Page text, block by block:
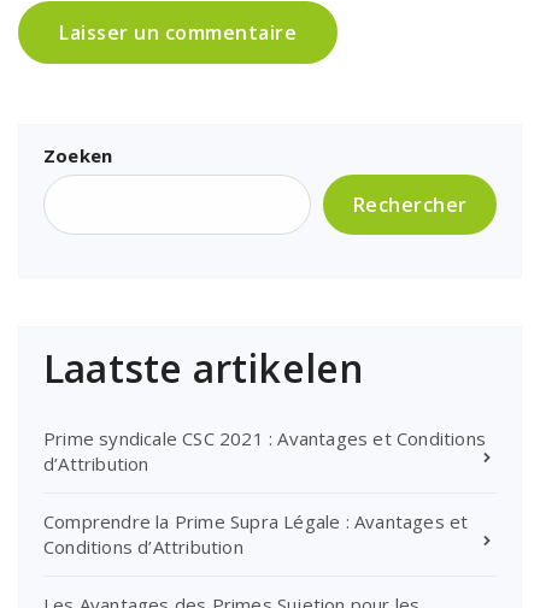
Zoeken
Rechercher
Laatste artikelen
Prime syndicale CSC 2021 : Avantages et Conditions
d’Attribution
Comprendre la Prime Supra Légale : Avantages et
Conditions d’Attribution